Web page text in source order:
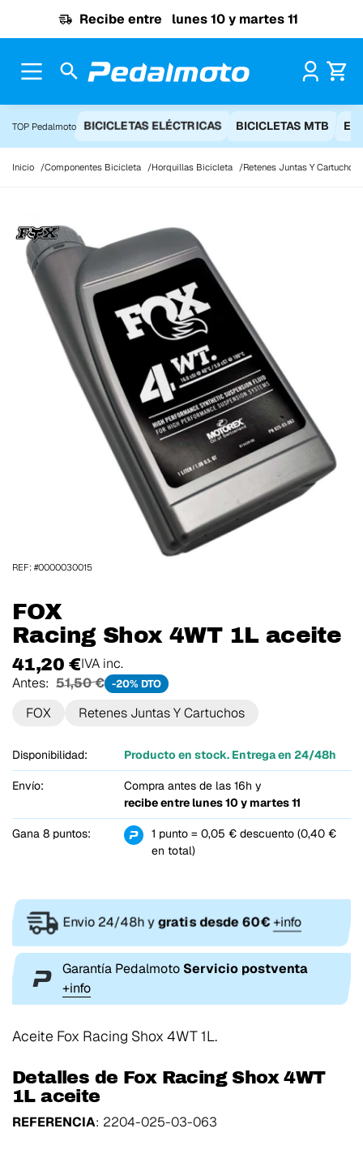
Recibe entre lunes 10 y martes 11
TOP Pedalmoto BICICLETAS ELÉCTRICAS BICICLETAS MTB
Inicio Componentes Bicicleta Horquillas Bicicleta Retenes Juntas Y Cartuchos
FOX
Racing Shox 4WT 1L aceite
41,20 €IVA inc.
Antes: 51,50 € -20% DTO
FOX Retenes Juntas Y Cartuchos
Disponibilidad: Producto en stock. Entrega en 24/48h
Envío:
Compra antes de las 16h y
recibe entre lunes 10 y martes 11
Gana 8 puntos:
1 punto = 0,05 € descuento (0,40 €
en total)
REF: #0000030015
Envio 24/48h ygratis desde 60€+info
Garantía Pedalmoto Servicio postventa
+info
Aceite Fox Racing Shox 4WT 1L.
Detalles de Fox Racing Shox 4WT
1L aceite
REFERENCIA: 2204-025-03-063